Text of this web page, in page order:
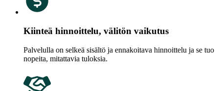
Kiinteä hinnoittelu, välitön vaikutus
Palvelulla on selkeä sisältö ja ennakoitava hinnoittelu ja se tuo
nopeita, mitattavia tuloksia.